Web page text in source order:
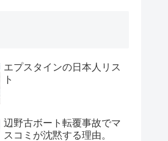
エプスタインの日本人リス
ト
辺野古ボート転覆事故でマ
スコミが沈黙する理由。